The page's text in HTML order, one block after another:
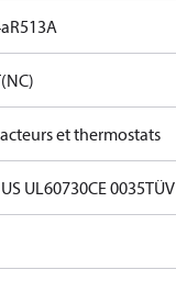
R513A
et thermostats
UL60730CE 0035TÜV